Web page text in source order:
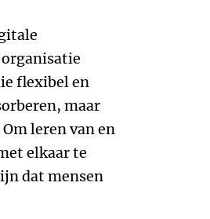
flexibel en
maar
leren van en
elkaar te
dat mensen